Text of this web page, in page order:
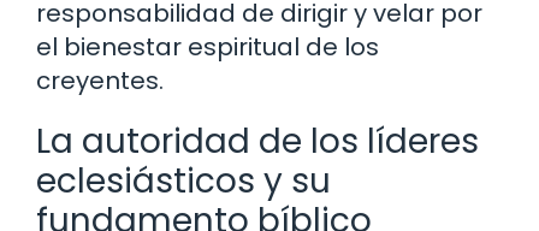
responsabilidad de dirigir y velar por
el bienestar espiritual de los
creyentes.
La autoridad de los líderes
eclesiásticos y su
fundamento bíblico